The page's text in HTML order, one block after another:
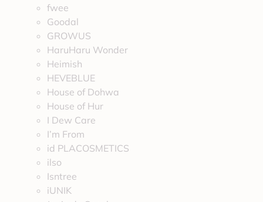
fwee
Goodal
GROWUS
HaruHaru Wonder
Heimish
HEVEBLUE
House of Dohwa
House of Hur
I Dew Care
I’m From
id PLACOSMETICS
ilso
Isntree
iUNIK